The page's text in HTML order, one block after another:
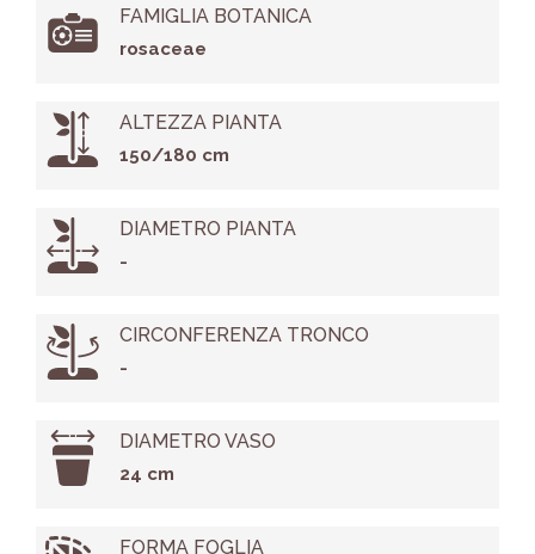
FAMIGLIA BOTANICA
rosaceae
ALTEZZA PIANTA
150/180 cm
DIAMETRO PIANTA
-
CIRCONFERENZA TRONCO
-
DIAMETRO VASO
24 cm
FORMA FOGLIA